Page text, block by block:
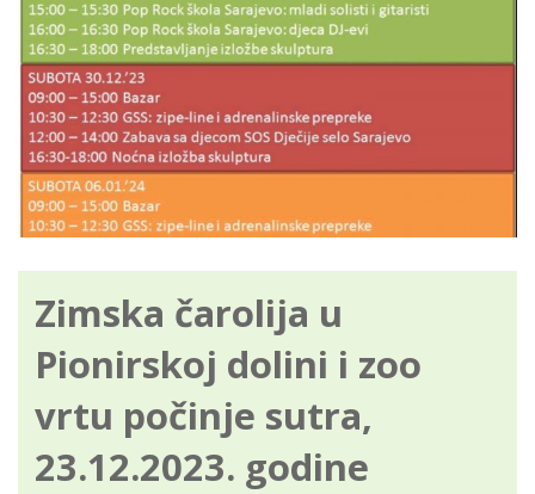
Zimska čarolija u
Pionirskoj dolini i zoo
vrtu počinje sutra,
23.12.2023. godine